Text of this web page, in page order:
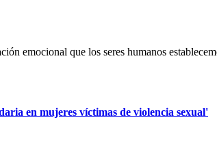
emocional que los seres humanos
en mujeres víctimas de violencia sexual'